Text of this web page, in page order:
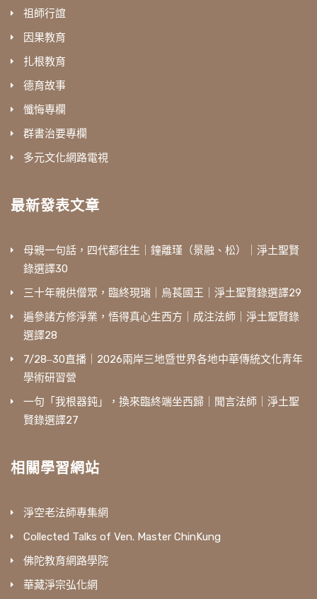
祖師行誼
因果教育
扎根教育
德育故事
懺悔專欄
群書治要專欄
多元文化網路電視
最新發表文章
母親一句話，四代都往生｜鐘離瑾（景融、松）｜淨土聖賢
錄選譯30
三十年親供僧眾，臨終現瑞｜烏萇國王｜淨土聖賢錄選譯29
遍參諸方修淨業，悟得真心生西方｜成注法師｜淨土聖賢錄
選譯28
7/28‒30直播｜2026兩岸三地暨世界各地中華傳統文化青年
學術研習營
一句「我根器鈍」，換來臨終端坐西歸｜聞言法師｜淨土聖
賢錄選譯27
相關學習網站
淨空老法師專集網
Collected Talks of Ven. Master ChinKung
佛陀教育網路學院
華藏淨宗弘化網